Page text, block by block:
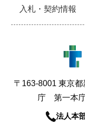
入札・契約情報
〒163-8001 東京
庁 第一本庁
法人本